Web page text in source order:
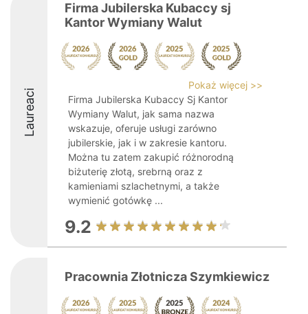
Laureaci
Firma Jubilerska Kubaccy sj
Kantor Wymiany Walut
Pokaż więcej >>
Firma Jubilerska Kubaccy Sj Kantor
Wymiany Walut, jak sama nazwa
wskazuje, oferuje usługi zarówno
jubilerskie, jak i w zakresie kantoru.
Można tu zatem zakupić różnorodną
biżuterię złotą, srebrną oraz z
kamieniami szlachetnymi, a także
wymienić gotówkę ...
9.2
Pracownia Złotnicza Szymkiewicz